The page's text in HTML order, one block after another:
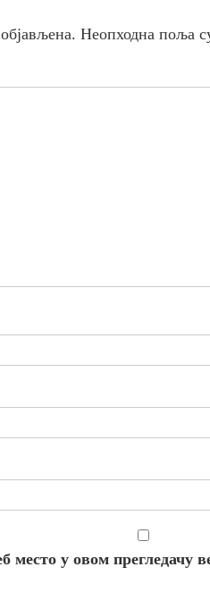
Неопходна поља
место у овом прегледачу